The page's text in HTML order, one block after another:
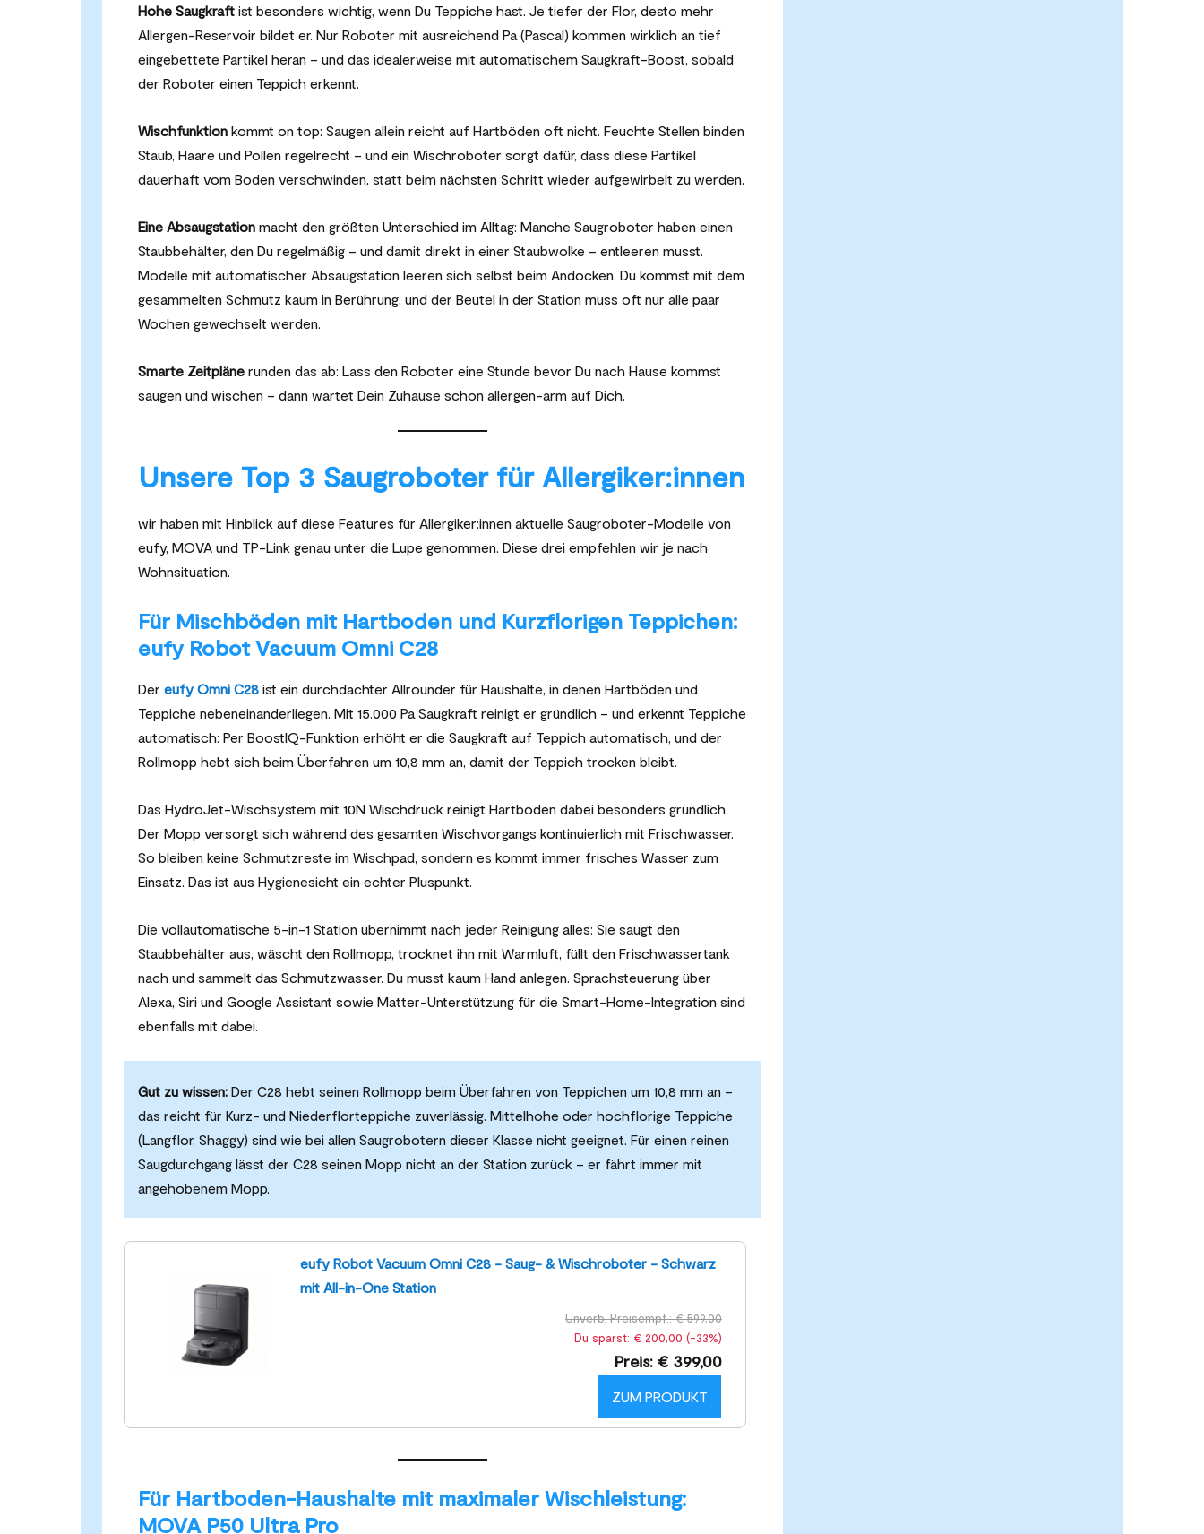
Hohe Saugkraft ist besonders wichtig, wenn Du Teppiche hast. Je tiefer der Flor, desto mehr
Allergen-Reservoir bildet er. Nur Roboter mit ausreichend Pa (Pascal) kommen wirklich an tief
eingebettete Partikel heran – und das idealerweise mit automatischem Saugkraft-Boost, sobald
der Roboter einen Teppich erkennt.
Wischfunktion kommt on top: Saugen allein reicht auf Hartböden oft nicht. Feuchte Stellen binden
Staub, Haare und Pollen regelrecht – und ein Wischroboter sorgt dafür, dass diese Partikel
dauerhaft vom Boden verschwinden, statt beim nächsten Schritt wieder aufgewirbelt zu werden.
Eine Absaugstation macht den größten Unterschied im Alltag: Manche Saugroboter haben einen
Staubbehälter, den Du regelmäßig – und damit direkt in einer Staubwolke – entleeren musst.
Modelle mit automatischer Absaugstation leeren sich selbst beim Andocken. Du kommst mit dem
gesammelten Schmutz kaum in Berührung, und der Beutel in der Station muss oft nur alle paar
Wochen gewechselt werden.
Smarte Zeitpläne runden das ab: Lass den Roboter eine Stunde bevor Du nach Hause kommst
saugen und wischen – dann wartet Dein Zuhause schon allergen-arm auf Dich.
Unsere Top 3 Saugroboter für Allergiker:innen
wir haben mit Hinblick auf diese Features für Allergiker:innen aktuelle Saugroboter-Modelle von
eufy, MOVA und TP-Link genau unter die Lupe genommen. Diese drei empfehlen wir je nach
Wohnsituation.
Für Mischböden mit Hartboden und Kurzflorigen Teppichen:
eufy Robot Vacuum Omni C28
Der eufy Omni C28 ist ein durchdachter Allrounder für Haushalte, in denen Hartböden und
Teppiche nebeneinanderliegen. Mit 15.000 Pa Saugkraft reinigt er gründlich – und erkennt Teppiche
automatisch: Per BoostIQ-Funktion erhöht er die Saugkraft auf Teppich automatisch, und der
Rollmopp hebt sich beim Überfahren um 10,8 mm an, damit der Teppich trocken bleibt.
Das HydroJet-Wischsystem mit 10N Wischdruck reinigt Hartböden dabei besonders gründlich.
Der Mopp versorgt sich während des gesamten Wischvorgangs kontinuierlich mit Frischwasser.
So bleiben keine Schmutzreste im Wischpad, sondern es kommt immer frisches Wasser zum
Einsatz. Das ist aus Hygienesicht ein echter Pluspunkt.
Die vollautomatische 5-in-1 Station übernimmt nach jeder Reinigung alles: Sie saugt den
Staubbehälter aus, wäscht den Rollmopp, trocknet ihn mit Warmluft, füllt den Frischwassertank
nach und sammelt das Schmutzwasser. Du musst kaum Hand anlegen. Sprachsteuerung über
Alexa, Siri und Google Assistant sowie Matter-Unterstützung für die Smart-Home-Integration sind
ebenfalls mit dabei.
Gut zu wissen: Der C28 hebt seinen Rollmopp beim Überfahren von Teppichen um 10,8 mm an –
das reicht für Kurz- und Niederflorteppiche zuverlässig. Mittelhohe oder hochflorige Teppiche
(Langflor, Shaggy) sind wie bei allen Saugrobotern dieser Klasse nicht geeignet. Für einen reinen
Saugdurchgang lässt der C28 seinen Mopp nicht an der Station zurück – er fährt immer mit
angehobenem Mopp.
eufy Robot Vacuum Omni C28 - Saug- & Wischroboter - Schwarz
mit All-in-One Station
Unverb. Preisempf.: € 599,00
Du sparst: € 200,00 (-33%)
Preis: € 399,00
ZUM PRODUKT
Für Hartboden-Haushalte mit maximaler Wischleistung:
MOVA P50 Ultra Pro